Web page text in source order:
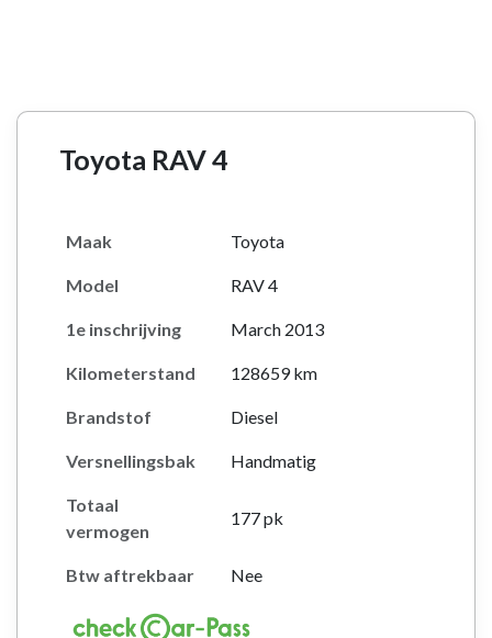
Toyota RAV 4
Maak Toyota
Model RAV 4
1e inschrijving March 2013
Kilometerstand 128659 km
Brandstof Diesel
Versnellingsbak Handmatig
Totaal
vermogen
177 pk
Btw aftrekbaar Nee